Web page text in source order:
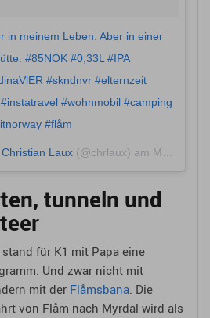
in meinem Leben. Aber in einer
#85NOK #0,33L #IPA
#skndnvr #elternzeit
#wohnmobil #camping
#flåm
Christian Laux (@chrlaux) am Mai 28, 2018 um 2:02 PDT
tunneln und
für K1 mit Papa eine
Und zwar nicht mit
mit der Flåmsbana. Die
von Flåm nach Myrdal wird als